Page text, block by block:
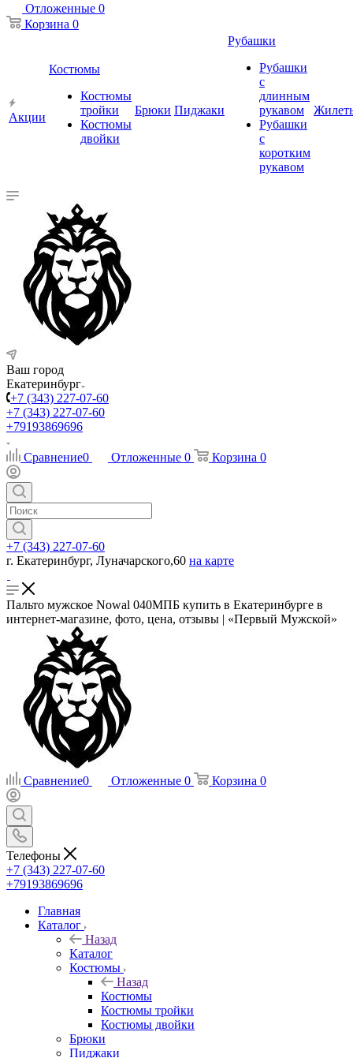
Отложенные 0
Корзина 0
Акции
Костюмы
Костюмы
тройки
Костюмы
двойки
Брюки Пиджаки
Рубашки
Рубашки
с
длинным
рукавом
Рубашки
с
коротким
рукавом
Ваш город
Екатеринбург
+7 (343) 227-07-60
+7 (343) 227-07-60
+79193869696
Сравнение0 Отложенные 0 Корзина 0
+7 (343) 227-07-60
г. Екатеринбург, Луначарского,60 на карте
Пальто мужское Nowal 040МПБ купить в Екатеринбурге в
интернет-магазине, фото, цена, отзывы | «Первый Мужской»
Сравнение0 Отложенные 0 Корзина 0
Телефоны
+7 (343) 227-07-60
+79193869696
Главная
Каталог
Назад
Каталог
Костюмы
Назад
Костюмы
Костюмы тройки
Костюмы двойки
Брюки
Пиджаки